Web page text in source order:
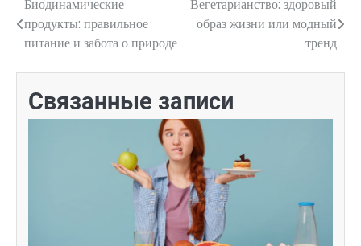
Навигация
по
записям
Биодинамические
продукты: правильное
питание и забота о природе
Вегетарианство: здоровый
образ жизни или модный
тренд
Связанные записи